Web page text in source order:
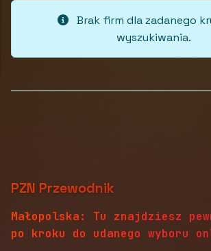
Brak firm dla zadanego
wyszukiwania.
PZN Przewodnik
Małopolska: Tu znajdziesz
po kroku do udanego wyboru